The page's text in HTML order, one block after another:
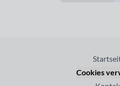
Cookies